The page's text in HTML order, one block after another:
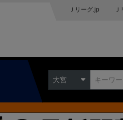
Ｊリーグ.jp
大宮